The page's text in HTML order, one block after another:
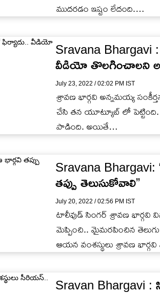
ముదరడం ఇష్టం లేదంది.…
Sravana Bhargavi
వీడియో తొలగించాలని
July 23, 2022 / 02:02 PM IST
శ్రావణ భార్గవి అన్నమయ్య
చేసి తన యూట్యూబ్ లో పెట్టింది.
పాడింది. అయితే…
Sravana
తప్పు తెలుసుకోవాలి”
July 20, 2022 / 02:56 PM IST
టాలీవుడ్ సింగర్ శ్రావణ భార్గవి
మెప్పించి.. మైమరపించిన
ఆయన వంశస్థులు శ్రావణ
Sravan Bhargavi :